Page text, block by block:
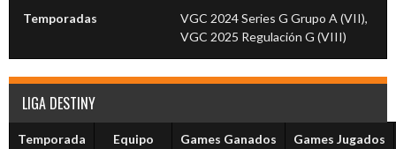
Temporadas
VGC 2024 Series G Grupo A (VII),
VGC 2025 Regulación G (VIII)
LIGA DESTINY
Temporada Equipo Games Ganados Games Jugados